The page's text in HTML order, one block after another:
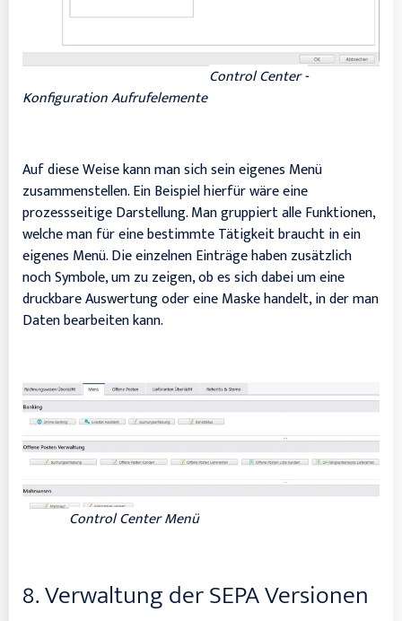
Control Center -
Konfiguration Aufrufelemente
Auf diese Weise kann man sich sein eigenes Menü
zusammenstellen. Ein Beispiel hierfür wäre eine
prozessseitige Darstellung. Man gruppiert alle Funktionen,
welche man für eine bestimmte Tätigkeitbraucht in ein
eigenes Menü. Die einzelnen Einträge haben zusätzlich
noch Symbole, um zu zeigen, ob es sich dabei um eine
druckbare Auswertung oder eine Maske handelt, in der man
Daten bearbeiten kann.
Control Center Menü
8. Verwaltung der SEPA Versionen